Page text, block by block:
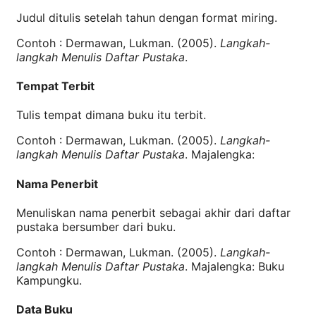
Judul ditulis setelah tahun dengan format miring.
Contoh : Dermawan, Lukman. (2005). Langkah-
langkah Menulis Daftar Pustaka.
Tempat Terbit
Tulis tempat dimana buku itu terbit.
Contoh : Dermawan, Lukman. (2005). Langkah-
langkah Menulis Daftar Pustaka. Majalengka:
Nama Penerbit
Menuliskan nama penerbit sebagai akhir dari daftar
pustaka bersumber dari buku.
Contoh : Dermawan, Lukman. (2005). Langkah-
langkah Menulis Daftar Pustaka. Majalengka: Buku
Kampungku.
Data Buku